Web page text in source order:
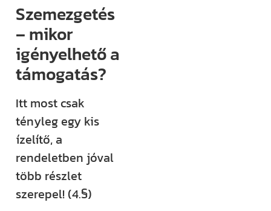
Szemezgetés
– mikor
igényelhető a
támogatás?
Itt most csak
tényleg egy kis
ízelítő, a
rendeletben jóval
több részlet
szerepel! (4.§)